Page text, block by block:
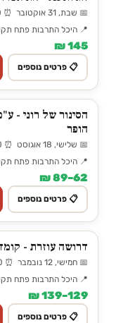
📅 שבת, 31 אוקטובר ⏰ 20:30
📍 היכל התרבות פתח
145 ₪
📋 פרטים נוספים
הסינור של רוני -
הופר
📅 שלישי, 18 אוגוסט ⏰ 17:30
📍 היכל התרבות פתח
62–89 ₪
📋 פרטים נוספים
דרושה עוזרת -
📅 חמישי, 12 נובמבר ⏰ 20:30
📍 היכל התרבות פתח
129–139 ₪
📋 פרטים נוספים